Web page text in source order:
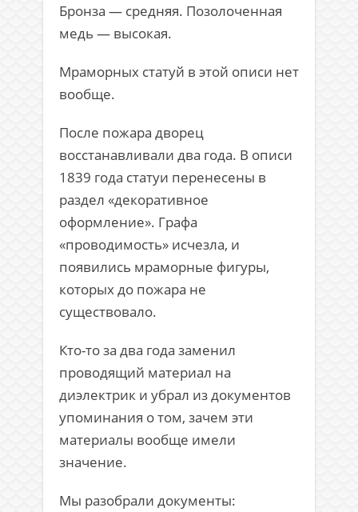
Бронза — средняя. Позолоченная
медь — высокая.
Мраморных статуй в этой описи нет
вообще.
После пожара дворец
восстанавливали два года. В описи
1839 года статуи перенесены в
раздел «декоративное
оформление». Графа
«проводимость» исчезла, и
появились мраморные фигуры,
которых до пожара не
существовало.
Кто-то за два года заменил
проводящий материал на
диэлектрик и убрал из документов
упоминания о том, зачем эти
материалы вообще имели
значение.
Мы разобрали документы: